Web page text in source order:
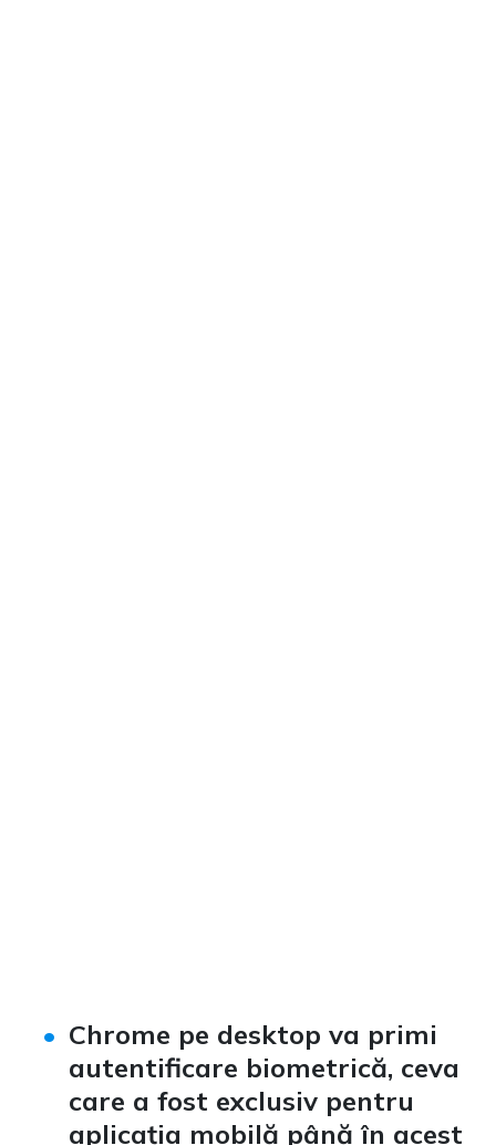
Chrome pe desktop va primi
autentificare biometrică, ceva
care a fost exclusiv pentru
aplicația mobilă până în acest